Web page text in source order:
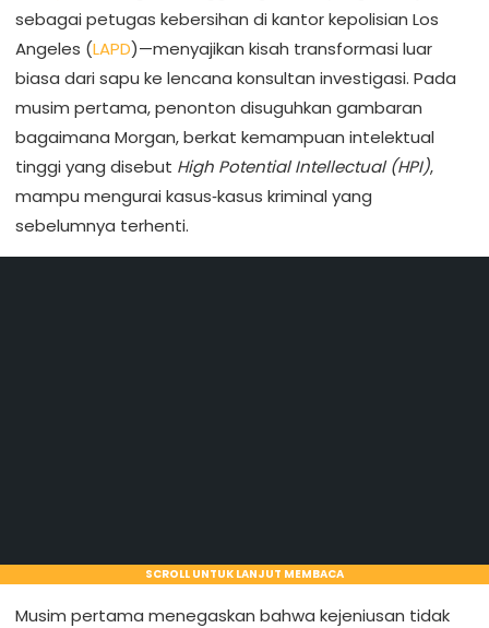
sebagai petugas kebersihan di kantor kepolisian Los
Angeles (LAPD)—menyajikan kisah transformasi luar
biasa dari sapu ke lencana konsultan investigasi. Pada
musim pertama, penonton disuguhkan gambaran
bagaimana Morgan, berkat kemampuan intelektual
tinggi yang disebut High Potential Intellectual (HPI),
mampu mengurai kasus‑kasus kriminal yang
sebelumnya terhenti.
SCROLL UNTUK LANJUT MEMBACA
Musim pertama menegaskan bahwa kejeniusan tidak